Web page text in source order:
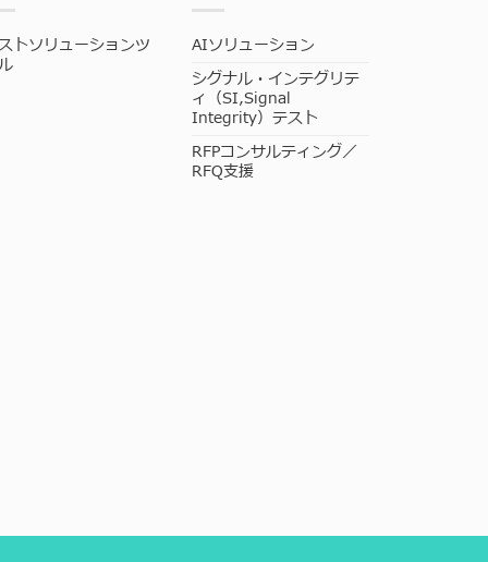
トソリューションツ
AIソリューション
シグナル・インテグリテ
ィ（SI,Signal
Integrity）テスト
RFPコンサルティング／
RFQ支援